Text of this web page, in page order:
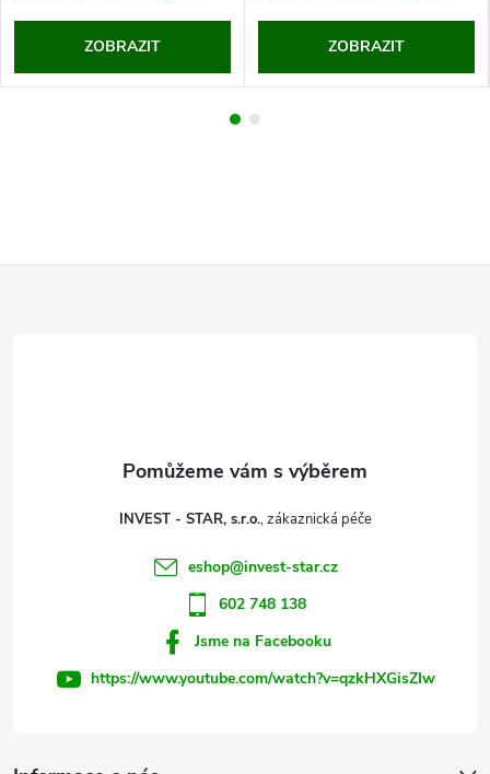
ZOBRAZIT ZOBRAZIT
INVEST - STAR, s.r.o.
eshop@invest-star.cz
602 748 138
Jsme na Facebooku
https://www.youtube.com/watch?v=qzkHXGisZIw